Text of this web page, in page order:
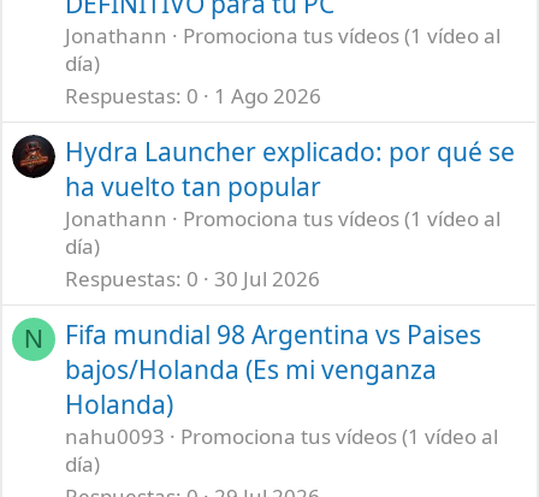
Jonathann
Promociona tus vídeos (1 vídeo al
día)
Respuestas 0 1 Ago 2026
Hydra Launcher explicado: por qué se
ha vuelto tan popular
Jonathann
Promociona tus vídeos (1 vídeo al
día)
Respuestas 0 30 Jul 2026
N
Fifa mundial 98 Argentina vs Paises
bajos/Holanda (Es mi venganza
Holanda)
nahu0093
Promociona tus vídeos (1 vídeo al
día)